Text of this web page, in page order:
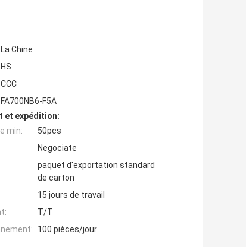
La Chine
HS
CCC
FA700NB6-F5A
et expédition:
min:
50pcs
Negociate
paquet d'exportation standard
de carton
15 jours de travail
T/T
100 pièces/jour